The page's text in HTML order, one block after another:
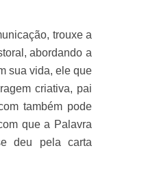
trouxe a
abordando a
sua vida, ele que
criativa, pai
também pode
que a Palavra
deu pela carta